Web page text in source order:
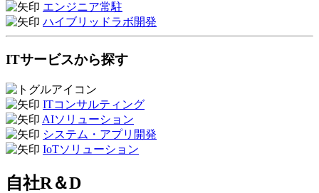
エンジニア常駐
ハイブリッドラボ開発
ITサービスから探す
ITコンサルティング
AIソリューション
システム・アプリ開発
IoTソリューション
自社R＆D